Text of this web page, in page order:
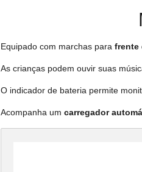
Equipado com marchas para frente
As crianças podem ouvir suas
O indicador de bateria permite
Acompanha um carregador